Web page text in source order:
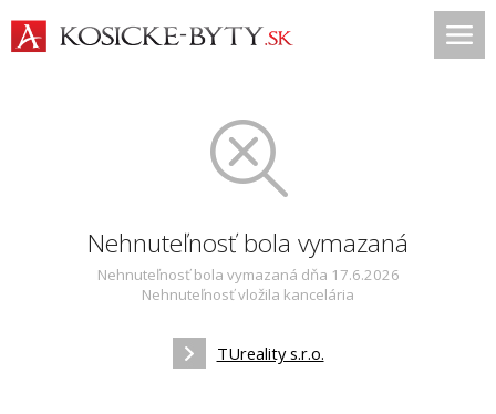
Nehnuteľnosť bola vymazaná
Nehnuteľnosť bola vymazaná dňa 17.6.2026
Nehnuteľnosť vložila kancelária
TUreality s.r.o.